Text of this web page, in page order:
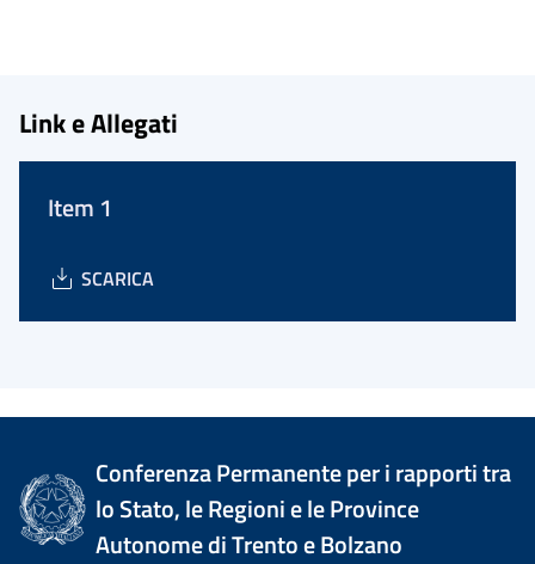
Link e Allegati
Item 1
SCARICA
Conferenza Permanente per i rapporti tra
lo Stato, le Regioni e le Province
Autonome di Trento e Bolzano